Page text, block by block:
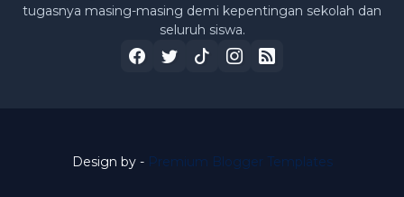
tugasnya masing-masing demi kepentingan sekolah dan
seluruh siswa.
Design by - Premium Blogger Templates